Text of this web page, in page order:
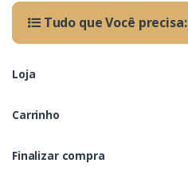
Tudo que Você precisa:
Loja
Carrinho
Finalizar compra